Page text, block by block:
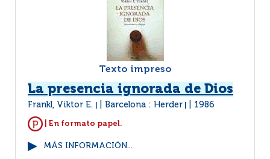
Texto impreso
La presencia ignorada de Dios
Frankl, Viktor E. Barcelona : Herder 1986
| En formato papel.
MÁS INFORMACIÓN...